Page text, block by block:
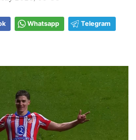
Whatsapp Telegram